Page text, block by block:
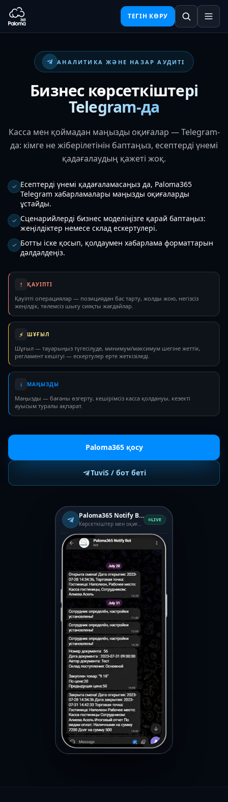
ТЕГІН КӨРУ
АНАЛИТИКА ЖӘНЕ НАЗАР АУДИТІ
Бизнес көрсеткіштері
Telegram-да
Касса мен қоймадан маңызды оқиғалар — Telegram-
да: кімге не жіберілетінін баптаңыз, есептерді үнемі
қадағалаудың қажеті жоқ.
✓ Есептерді үнемі қадағаламасаңыз да, Paloma365
Telegram хабарламалары маңызды оқиғаларды
ұстайды.
✓ Сценарийлерді бизнес моделіңізге қарай баптаңыз:
жеңілдіктер немесе склад ескертулері.
✓ Ботты іске қосып, қолдаумен хабарлама форматтарын
дәлдәлдеңіз.
! ҚАУІПТІ
Қауіпті операциялар — позициядан бас тарту, жолды жою, негізсіз
жеңілдік, төлемсіз шығу сияқты жағдайлар.
⚡ ШҰҒЫЛ
Шұғыл — тауарыңыз түгесілуде, минимум/максимум шегіне жеттік,
регламент кешігуі — ескертулер ерте жеткізіледі.
i МАҢЫЗДЫ
Маңызды — бағаны өзгерту, кешірімсіз касса қолдануы, кезекті
ауысым туралы ақпарат.
Paloma365 қосу
TuviS / бот беті
Paloma365 Notify Bot
Көрсеткіштер мен оқиғалар
LIVE